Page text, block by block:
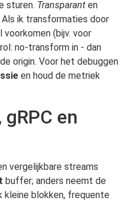
sturen. Transparant en
ik transformaties door
(bijv. voor
no-transform in - dan
origin. Voor het debuggen
en houd de metriek
en
vergelijkbare streams
buffer; anders neemt de
kleine blokken, frequente